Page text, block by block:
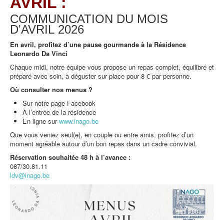
COMMUNICATION DU MOIS
D'AVRIL 2026
En avril, profitez d’une pause gourmande à la Résidence
Leonardo Da Vinci
Chaque midi, notre équipe vous propose un repas complet, équilibré et
préparé avec soin, à déguster sur place pour 8 € par personne.
Où consulter nos menus ?
Sur notre page Facebook
À l’entrée de la résidence
En ligne surwww.inago.be
Que vous veniez seul(e), en couple ou entre amis, profitez d’un
moment agréable autour d’un bon repas dans un cadre convivial.
Réservation souhaitée 48 h à l’avance :
087/30.81.11
ldv@inago.be